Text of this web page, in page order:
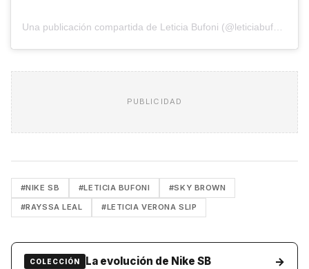
PUBLICIDAD
#NIKE SB #LETICIA BUFONI #SKY BROWN
#RAYSSA LEAL #LETICIA VERONA SLIP
COLECCIÓN La evolución de Nike SB →